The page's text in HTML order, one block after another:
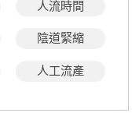
人流時間
陰道緊縮
人工流產